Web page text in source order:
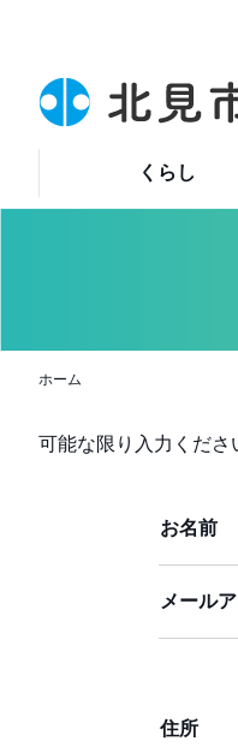
くらし
ホーム
可能な限り入力くださ
お名前
メール
住所